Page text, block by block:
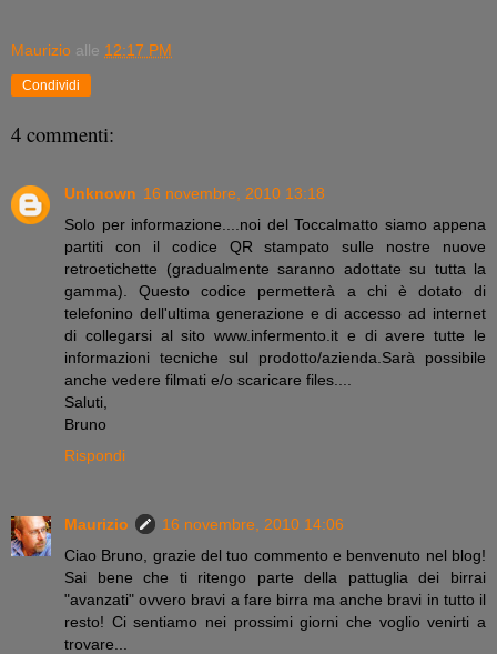
Maurizio alle 12:17 PM
Condividi
4 commenti:
Unknown 16 novembre, 2010 13:18
Solo per informazione....noi del Toccalmatto siamo appena
partiti con il codice QR stampato sulle nostre nuove
retroetichette (gradualmente saranno adottate su tutta la
gamma). Questo codice permetterà a chi è dotato di
telefonino dell'ultima generazione e di accesso ad internet
di collegarsi al sito www.infermento.it e di avere tutte le
informazioni tecniche sul prodotto/azienda.Sarà possibile
anche vedere filmati e/o scaricare files....
Saluti,
Bruno
Rispondi
Maurizio
16 novembre, 2010 14:06
Ciao Bruno, grazie del tuo commento e benvenuto nel blog!
Sai bene che ti ritengo parte della pattuglia dei birrai
"avanzati" ovvero bravi a fare birra ma anche bravi in tutto il
resto! Ci sentiamo nei prossimi giorni che voglio venirti a
trovare...